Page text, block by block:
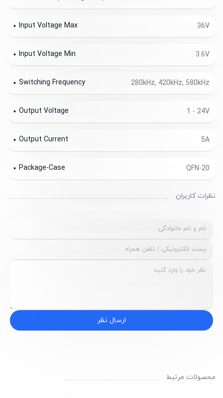
36V
Input Voltage Max
3.6V
Input Voltage Min
280kHz, 420kHz, 580kHz
Switching Frequency
1 - 24V
Output Voltage
5A
Output Current
QFN-20
Package-Case
نظرات کاربران
ارسال نظر
محصولات مرتبط